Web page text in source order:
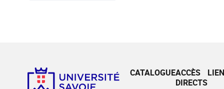
CATALOGUEACCÈS
DIRECTS